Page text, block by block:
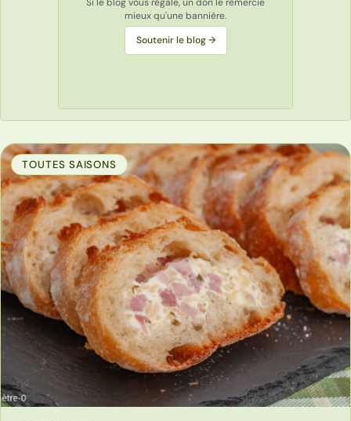
mieux qu'une bannière.
Soutenir le blog →
TOUTES SAISONS